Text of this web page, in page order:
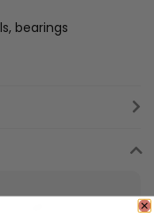
bearings